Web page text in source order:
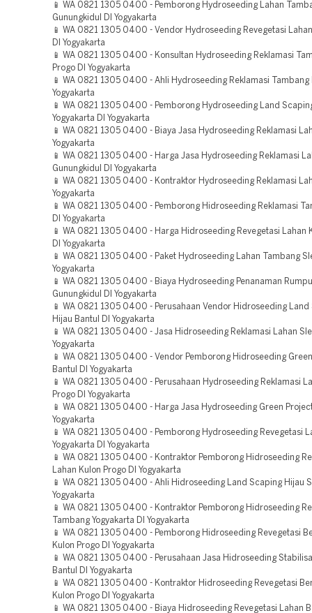
📱 WA 0821 1305 0400 - Pemborong Hydroseeding Lahan
Gunungkidul DI Yogyakarta
📱 WA 0821 1305 0400 - Vendor Hydroseeding Revegetasi
DI Yogyakarta
📱 WA 0821 1305 0400 - Konsultan Hydroseeding Reklamasi
Progo DI Yogyakarta
📱 WA 0821 1305 0400 - Ahli Hydroseeding Reklamasi Tambang
Yogyakarta
📱 WA 0821 1305 0400 - Pemborong Hydroseeding Land
Yogyakarta DI Yogyakarta
📱 WA 0821 1305 0400 - Biaya Jasa Hydroseeding Reklamasi
Yogyakarta
📱 WA 0821 1305 0400 - Harga Jasa Hydroseeding Reklamasi
Gunungkidul DI Yogyakarta
📱 WA 0821 1305 0400 - Kontraktor Hydroseeding Reklamasi
Yogyakarta
📱 WA 0821 1305 0400 - Pemborong Hidroseeding Reklamasi
DI Yogyakarta
📱 WA 0821 1305 0400 - Harga Hidroseeding Revegetasi Lahan
DI Yogyakarta
📱 WA 0821 1305 0400 - Paket Hydroseeding Lahan Tambang
Yogyakarta
📱 WA 0821 1305 0400 - Biaya Hydroseeding Penanaman
Gunungkidul DI Yogyakarta
📱 WA 0821 1305 0400 - Perusahaan Vendor Hidroseeding Land
Hijau Bantul DI Yogyakarta
📱 WA 0821 1305 0400 - Jasa Hidroseeding Reklamasi Lahan
Yogyakarta
📱 WA 0821 1305 0400 - Vendor Pemborong Hidroseeding
Bantul DI Yogyakarta
📱 WA 0821 1305 0400 - Perusahaan Hydroseeding Reklamasi
Progo DI Yogyakarta
📱 WA 0821 1305 0400 - Harga Jasa Hydroseeding Green
Yogyakarta
📱 WA 0821 1305 0400 - Pemborong Hydroseeding Revegetasi
Yogyakarta DI Yogyakarta
📱 WA 0821 1305 0400 - Kontraktor Pemborong Hidroseeding
Lahan Kulon Progo DI Yogyakarta
📱 WA 0821 1305 0400 - Ahli Hidroseeding Land Scaping Hijau
Yogyakarta
📱 WA 0821 1305 0400 - Kontraktor Pemborong Hidroseeding
Tambang Yogyakarta DI Yogyakarta
📱 WA 0821 1305 0400 - Pemborong Hidroseeding Revegetasi
Kulon Progo DI Yogyakarta
📱 WA 0821 1305 0400 - Perusahaan Jasa Hidroseeding
Bantul DI Yogyakarta
📱 WA 0821 1305 0400 - Kontraktor Hidroseeding Revegetasi
Kulon Progo DI Yogyakarta
📱 WA 0821 1305 0400 - Biaya Hidroseeding Revegetasi Lahan